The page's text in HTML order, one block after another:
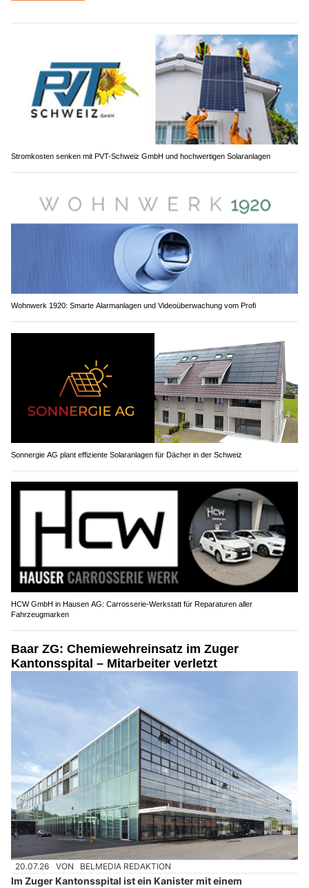
Stromkosten senken mit PVT-Schweiz GmbH und hochwertigen Solaranlagen
Wohnwerk 1920: Smarte Alarmanlagen und Videoüberwachung vom Profi
Sonnergie AG plant effiziente Solaranlagen für Dächer in der Schweiz
HCW GmbH in Hausen AG: Carrosserie‑Werkstatt für Reparaturen aller
Fahrzeugmarken
Baar ZG: Chemiewehreinsatz im Zuger
Kantonsspital – Mitarbeiter verletzt
20.07.26 VON BELMEDIA REDAKTION
Im Zuger Kantonsspital ist ein Kanister mit einem